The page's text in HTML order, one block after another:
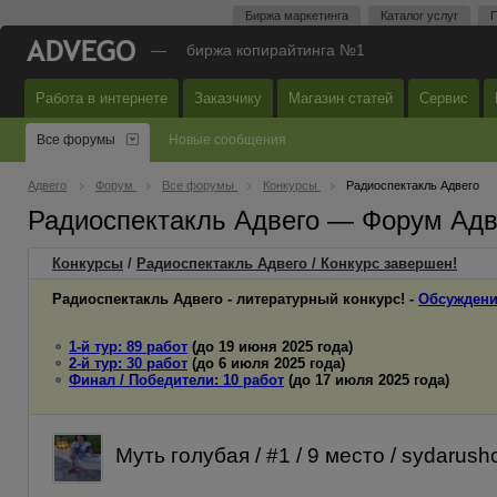
Биржа маркетинга Каталог услуг
— биржа копирайтинга №1
Работа в интернете Заказчику Магазин статей Сервис
Все форумы Новые сообщения
Адвего Форум Все форумы Конкурсы Радиоспектакль Адвего
Радиоспектакль Адвего — Форум
Конкурсы / Радиоспектакль Адвего / Конкурс завершен!
Радиоспектакль Адвего - литературный конкурс! -
1-й тур: 89 работ (до 19 июня 2025 года)
2-й тур: 30 работ (до 6 июля 2025 года)
Финал / Победители: 10 работ (до 17 июля 2025 года)
Муть голубая / #1 / 9 место /